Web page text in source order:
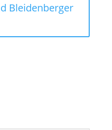
Bleidenberger